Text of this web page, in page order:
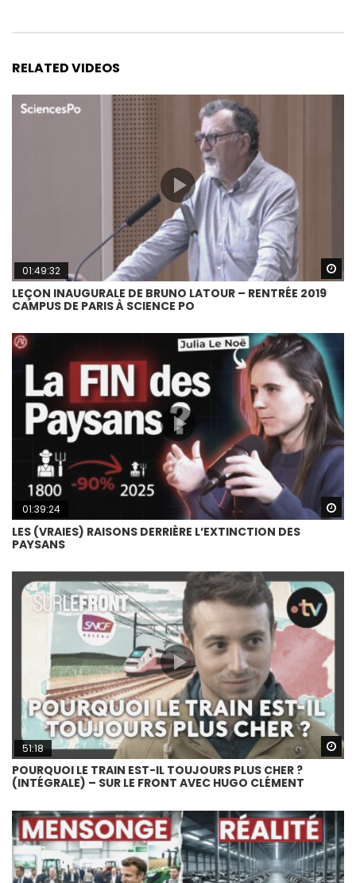
RELATED VIDEOS
01:49:32
LEÇON INAUGURALE DE BRUNO LATOUR – RENTRÉE 2019
CAMPUS DE PARIS À SCIENCE PO
01:39:24
LES (VRAIES) RAISONS DERRIÈRE L’EXTINCTION DES
PAYSANS
51:18
POURQUOI LE TRAIN EST-IL TOUJOURS PLUS CHER ?
(INTÉGRALE) – SUR LE FRONT AVEC HUGO CLÉMENT